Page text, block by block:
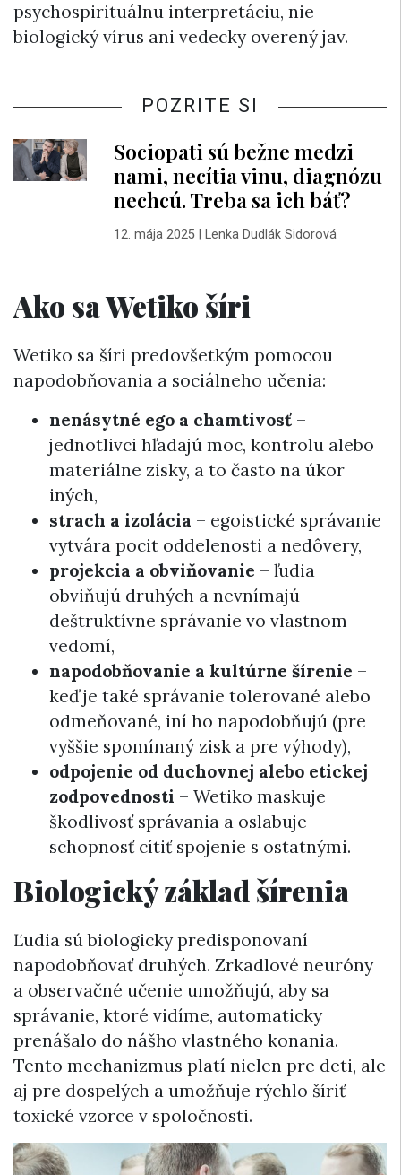
psychospirituálnu interpretáciu, nie
biologický vírus ani vedecky overený jav.
POZRITE SI
Sociopati sú bežne medzi
nami, necítia vinu, diagnózu
nechcú. Treba sa ich báť?
12. mája 2025| Lenka Dudlák Sidorová
Ako sa Wetiko šíri
Wetiko sa šíri predovšetkým pomocou
napodobňovania a sociálneho učenia:
nenásytné ego a chamtivosť –
jednotlivci hľadajú moc, kontrolu alebo
materiálne zisky, a to často na úkor
iných,
strach a izolácia – egoistické správanie
vytvára pocit oddelenosti a nedôvery,
projekcia a obviňovanie – ľudia
obviňujú druhých a nevnímajú
deštruktívne správanie vo vlastnom
vedomí,
napodobňovanie a kultúrne šírenie –
keď je také správanie tolerované alebo
odmeňované, iní ho napodobňujú (pre
vyššie spomínaný zisk a pre výhody),
odpojenie od duchovnej alebo etickej
zodpovednosti – Wetiko maskuje
škodlivosť správania a oslabuje
schopnosť cítiť spojenie s ostatnými.
Biologický základ šírenia
Ľudia sú biologicky predisponovaní
napodobňovať druhých. Zrkadlové neuróny
a observačné učenie umožňujú, aby sa
správanie, ktoré vidíme, automaticky
prenášalo do nášho vlastného konania.
Tento mechanizmus platí nielen pre deti, ale
aj pre dospelých a umožňuje rýchlo šíriť
toxické vzorce v spoločnosti.